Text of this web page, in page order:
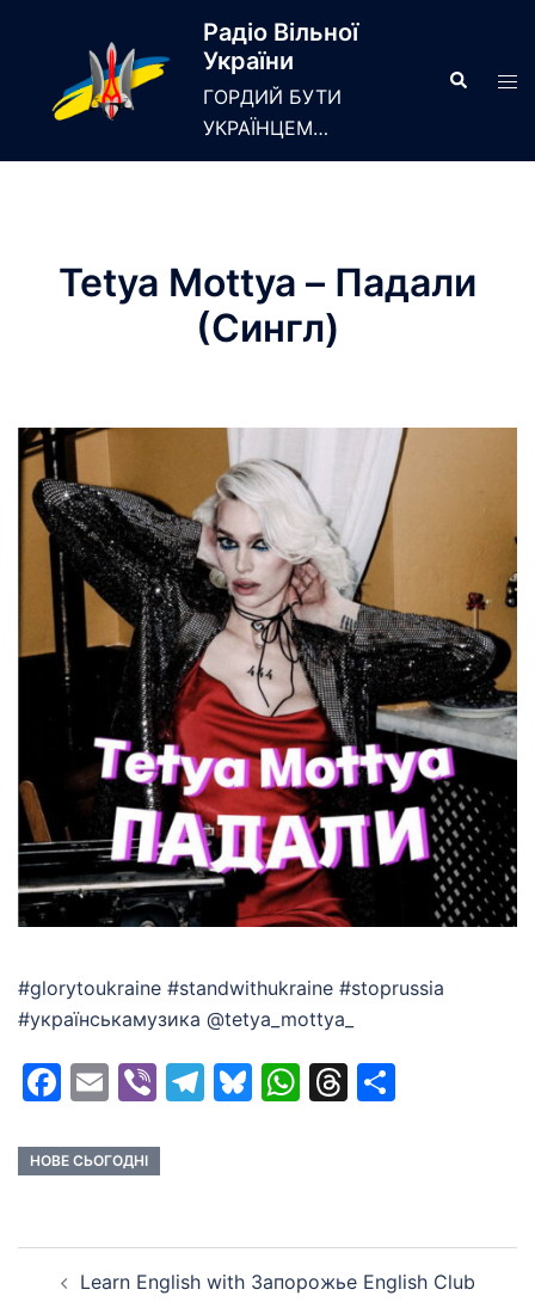
Радіо Вільної
України
ГОРДИЙ БУТИ
УКРАЇНЦЕМ…
Search
Tetya Mottya – Падали
(Сингл)
#glorytoukraine #standwithukraine #stoprussia
#українськамузика @tetya_mottya_
Facebook
EmailViberTelegram
Bluesky
WhatsApp
Threads
НОВЕ СЬОГОДНІ
navigation
Learn English with Запорожье English Club